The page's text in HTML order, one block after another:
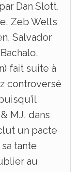
Dan Slott,
Zeb Wells
Salvador
fait suite à
controversé
MJ, dans
un pacte
tante
au